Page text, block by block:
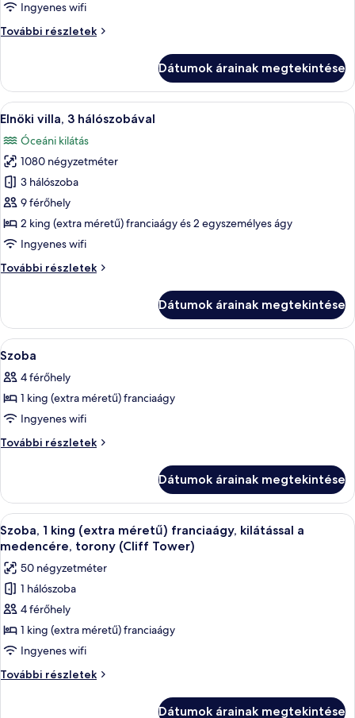
hálószobával
Ingyenes wifi
További részletek
Villa,
részletei
Dátumok árainak megtekintése
A
következő
szoba
összes
képének
megtekintése:
Elnöki
villa,
hálószobával
Egy szállodai szoba, amelyben egy
11
Elnöki villa, 3 hálószobával
Óceáni kilátás
1080 négyzetméter
3 hálószoba
9 férőhely
2 king (extra méretű) franciaágy és 2 egyszemélyes ágy
Ingyenes wifi
További részletek
Elnöki
további
részletei
Dátumok árainak megtekintése
A
következő
szoba
összes
képének
megtekintése:
Minibár, széf a szobában,
8
Szoba
4 férőhely
1 king (extra méretű) franciaágy
Ingyenes wifi
További részletek
Szoba
Dátumok árainak megtekintése
A
következő
szoba
összes
képének
megtekintése:
Szoba,
1
king
(extra
Egy szállodai szoba, amelyben egy
10
Szoba, 1 king (extra méretű) franciaágy, kilátással a
medencére, torony (Cliff Tower)
50 négyzetméter
1 hálószoba
4 férőhely
1 king (extra méretű) franciaágy
Ingyenes wifi
További részletek
Szoba,
Dátumok árainak megtekintése